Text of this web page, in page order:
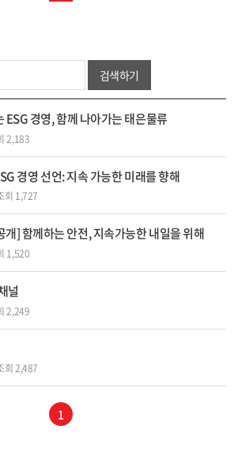
검색하기
ESG 경영, 함께 나아가는 태은물류
2,183
경영 선언: 지속 가능한 미래를 향해
회 1,727
개] 함께하는 안전, 지속가능한 내일을 위해
1,520
널
2,249
회 2,487
1